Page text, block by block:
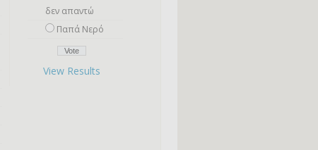
δεν απαντώ
Παπά Νερό
View Results